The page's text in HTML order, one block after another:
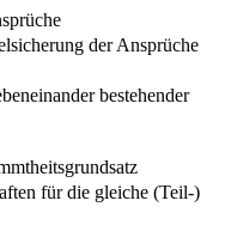
der Ansprüche
bestehender
für die gleiche (Teil-)